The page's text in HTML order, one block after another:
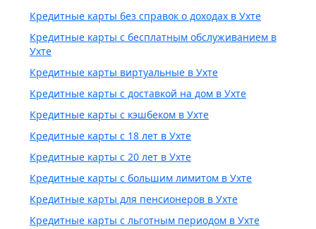
Кредитные карты без справок о доходах в Ухте
Кредитные карты с бесплатным обслуживанием в
Ухте
Кредитные карты виртуальные в Ухте
Кредитные карты с доставкой на дом в Ухте
Кредитные карты с кэшбеком в Ухте
Кредитные карты с 18 лет в Ухте
Кредитные карты с 20 лет в Ухте
Кредитные карты с большим лимитом в Ухте
Кредитные карты для пенсионеров в Ухте
Кредитные карты с льготным периодом в Ухте